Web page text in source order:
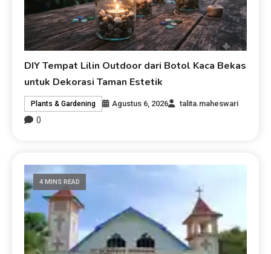
DIY Tempat Lilin Outdoor dari Botol Kaca Bekas
untuk Dekorasi Taman Estetik
Plants & Gardening Agustus 6, 2026 talita.maheswari
0
4 MINS READ